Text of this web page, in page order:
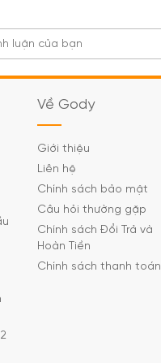
Về Gody
Giới thiệu
Liên hệ
Chính sách bảo mật
Câu hỏi thường gặp
Chính sách Đổi Trả và
Hoàn Tiền
Chính sách thanh toán